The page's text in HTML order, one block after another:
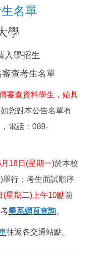
名單
學
入學招生
查考生名單
審查資料學生，始具
如您對本公告名單有
電話：089-
18日(星期一)於本校
舉行；考生面試順序
(星期二)上午10點前
學系網頁查詢。
往返各交通站點。